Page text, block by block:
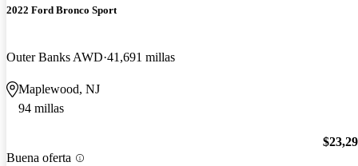
2022 Ford Bronco Sport
Outer Banks AWD 41,691 millas
Maplewood, NJ
94 millas
Buena oferta